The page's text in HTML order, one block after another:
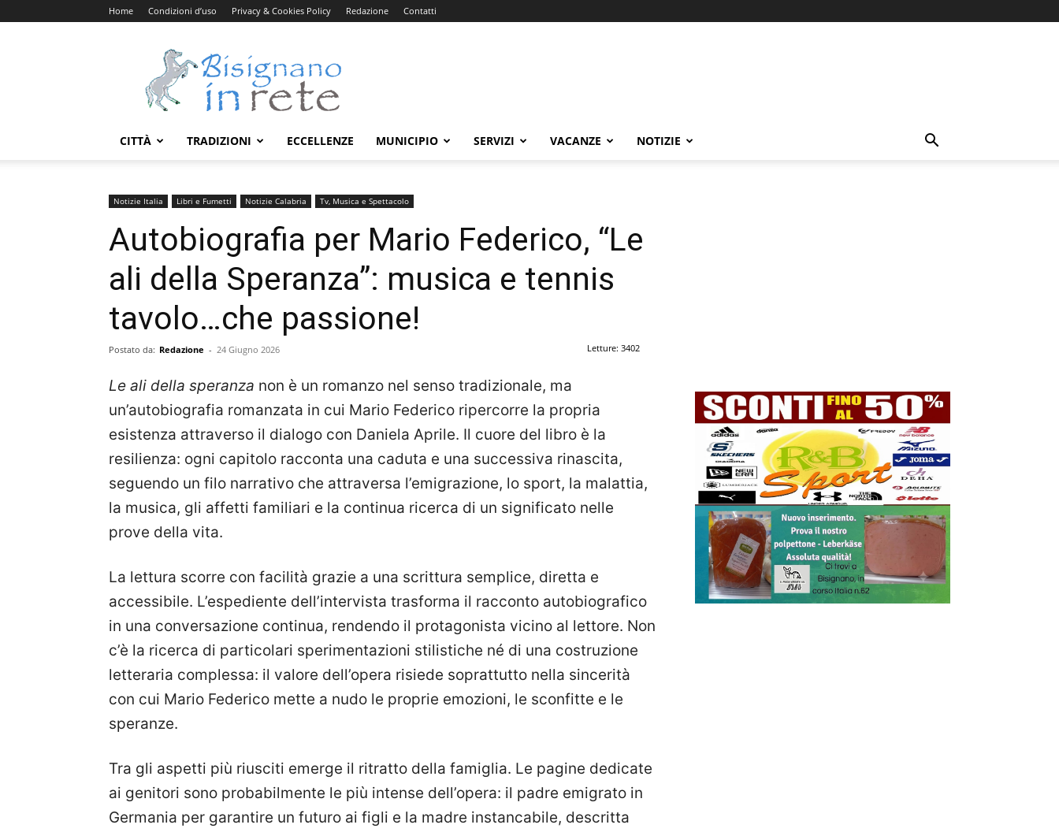
Home Condizioni d’uso Privacy & Cookies Policy Redazione Contatti
Bisignanoinrete.com
CITTÀ TRADIZIONI ECCELLENZE MUNICIPIO SERVIZI VACANZE NOTIZIE
Notizie Italia Libri e Fumetti Notizie Calabria Tv, Musica e Spettacolo
Autobiografia per Mario Federico, “Le
ali della Speranza”: musica e tennis
tavolo…che passione!
Postato da: Redazione - 24 Giugno 2026 Letture: 3402
Le ali della speranza non è un romanzo nel senso tradizionale, ma
un’autobiografia romanzata in cui Mario Federico ripercorre la propria
esistenza attraverso il dialogo con Daniela Aprile. Il cuore del libro è la
resilienza: ogni capitolo racconta una caduta e una successiva rinascita,
seguendo un filo narrativo che attraversa l’emigrazione, lo sport, la malattia,
la musica, gli affetti familiari e la continua ricerca di un significato nelle
prove della vita.
La lettura scorre con facilità grazie a una scrittura semplice, diretta e
accessibile. L’espediente dell’intervista trasforma il racconto autobiografico
in una conversazione continua, rendendo il protagonista vicino al lettore. Non
c’è la ricerca di particolari sperimentazioni stilistiche né di una costruzione
letteraria complessa: il valore dell’opera risiede soprattutto nella sincerità
con cui Mario Federico mette a nudo le proprie emozioni, le sconfitte e le
speranze.
Tra gli aspetti più riusciti emerge il ritratto della famiglia. Le pagine dedicate
ai genitori sono probabilmente le più intense dell’opera: il padre emigrato in
Germania per garantire un futuro ai figli e la madre instancabile, descritta